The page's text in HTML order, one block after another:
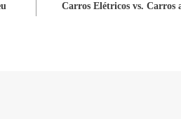
Carros Elétricos vs. Carros